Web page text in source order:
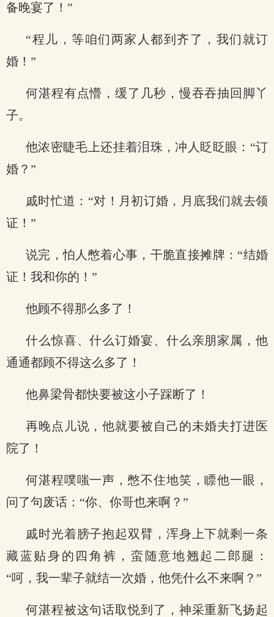
备晚宴了！”
“程儿，等咱们两家人都到齐了，我们就订
婚！”
何湛程有点懵，缓了几秒，慢吞吞抽回脚丫
子。
他浓密睫毛上还挂着泪珠，冲人眨眨眼：“订
婚？”
戚时忙道：“对！月初订婚，月底我们就去领
证！”
说完，怕人憋着心事，干脆直接摊牌：“结婚
证！我和你的！”
他顾不得那么多了！
什么惊喜、什么订婚宴、什么亲朋家属，他
通通都顾不得这么多了！
他鼻梁骨都快要被这小子踩断了！
再晚点儿说，他就要被自己的未婚夫打进医
院了！
何湛程噗嗤一声，憋不住地笑，瞟他一眼，
问了句废话：“你、你哥也来啊？”
戚时光着膀子抱起双臂，浑身上下就剩一条
藏蓝贴身的四角裤，蛮随意地翘起二郎腿：
“呵，我一辈子就结一次婚，他凭什么不来啊？”
何湛程被这句话取悦到了，神采重新飞扬起